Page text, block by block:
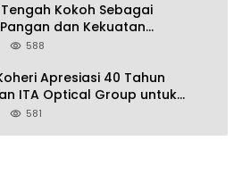
Kokoh Sebagai
dan Kekuatan
Lampung, Komang Koheri:
Emas 2045
588
Apresiasi 40 Tahun
ITA Optical Group untuk
Mata Masyarakat Lamteng
581